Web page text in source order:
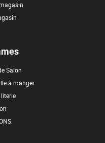
Salon
à manger